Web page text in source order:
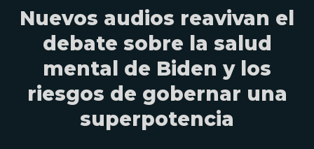
Nuevos audios reavivan el
debate sobre la salud
mental de Biden y los
riesgos de gobernar una
superpotencia